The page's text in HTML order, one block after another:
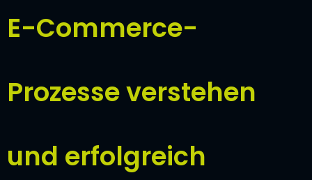
E-Commerce-
Prozesse verstehen
und erfolgreich